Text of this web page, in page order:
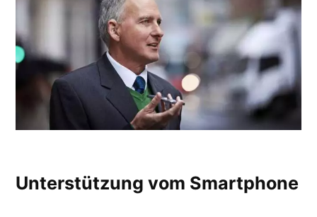
Unterstützung vom Smartphone